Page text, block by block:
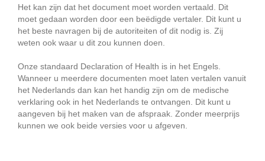
Het kan zijn dat het document moet worden vertaald. Dit
moet gedaan worden door een beëdigde vertaler. Dit kunt u
het beste navragen bij de autoriteiten of dit nodig is. Zij
weten ook waar u dit zou kunnen doen.
Onze standaard Declaration of Health is in het Engels.
Wanneer u meerdere documenten moet laten vertalen vanuit
het Nederlands dan kan het handig zijn om de medische
verklaring ook in het Nederlands te ontvangen. Dit kunt u
aangeven bij het maken van de afspraak. Zonder meerprijs
kunnen we ook beide versies voor u afgeven.